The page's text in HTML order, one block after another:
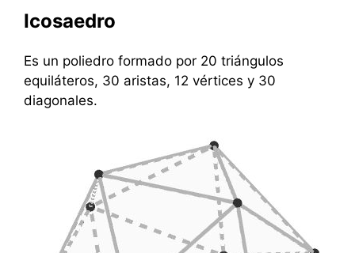
Icosaedro
Es un poliedro formado por 20 triángulos
equiláteros, 30 aristas, 12 vértices y 30
diagonales.